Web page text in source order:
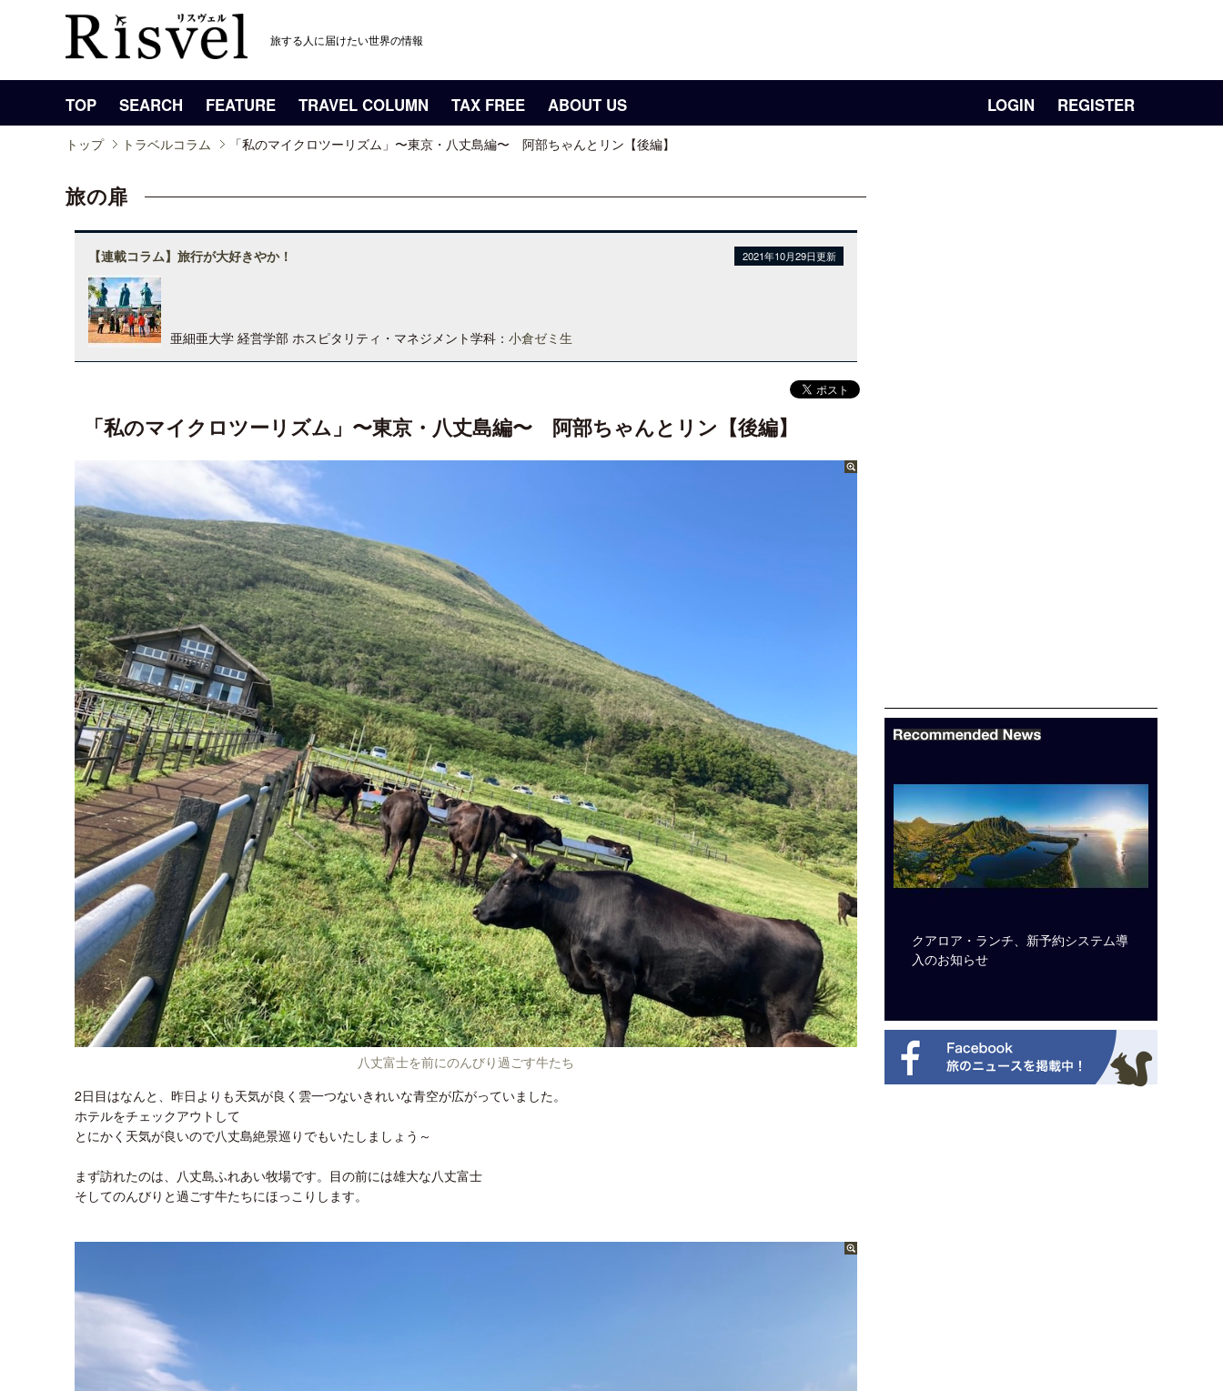
旅する人に届けたい世界の情報
TOP SEARCH FEATURE TRAVEL COLUMN TAX FREE ABOUT US LOGIN REGISTER
トップ トラベルコラム 「私のマイクロツーリズム」〜東京・八丈島編〜 阿部ちゃんとリン【後編】
旅の扉
【連載コラム】旅行が大好きやか！ 2021年10月29日更新
亜細亜大学 経営学部 ホスピタリティ・マネジメント学科： 小倉ゼミ生
「私のマイクロツーリズム」〜東京・八丈島編〜 阿部ちゃんとリン【後編】
八丈富士を前にのんびり過ごす牛たち
2日目はなんと、昨日よりも天気が良く雲一つないきれいな青空が広がっていました。
ホテルをチェックアウトして
とにかく天気が良いので八丈島絶景巡りでもいたしましょう～
まず訪れたのは、八丈島ふれあい牧場です。目の前には雄大な八丈富士
そしてのんびりと過ごす牛たちにほっこりします。
ロサンゼルス観光局、ウォルト・ディ
ズニーゆかりのスポット10選を紹介
開業50周年に合わせ「ザ ビュッフェ
アット ハイアット」のメニューを刷
クアロア・ランチ、新予約システム導
入のお知らせ